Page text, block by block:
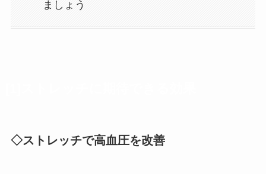
ましょう
◇ストレッチで高血圧を改善